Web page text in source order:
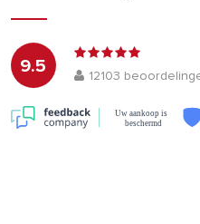
9.5
12103
Uw aankoop is
beschermd